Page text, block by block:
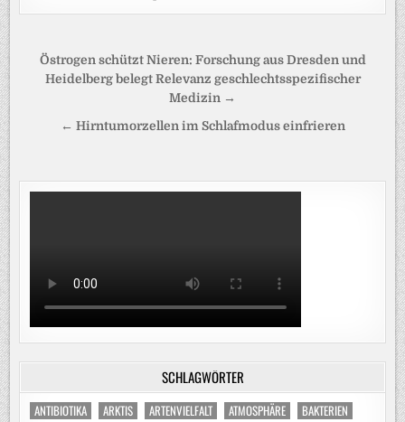
Beitragsnavigation
Östrogen schützt Nieren: Forschung aus Dresden und
Heidelberg belegt Relevanz geschlechtsspezifischer
Medizin →
← Hirntumorzellen im Schlafmodus einfrieren
SCHLAGWÖRTER
ANTIBIOTIKA ARKTIS ARTENVIELFALT ATMOSPHÄRE
BAKTERIEN